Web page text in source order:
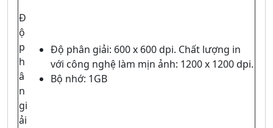
Đ
ộ
p
h
â
n
gi
ải
Độ phân giải: 600 x 600 dpi. Chất lượng in
với công nghệ làm mịn ảnh: 1200 x 1200 dpi.
Bộ nhớ: 1GB